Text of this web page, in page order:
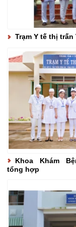
Trạm Y tế thị trấn
Khoa Khám
tổng hợp